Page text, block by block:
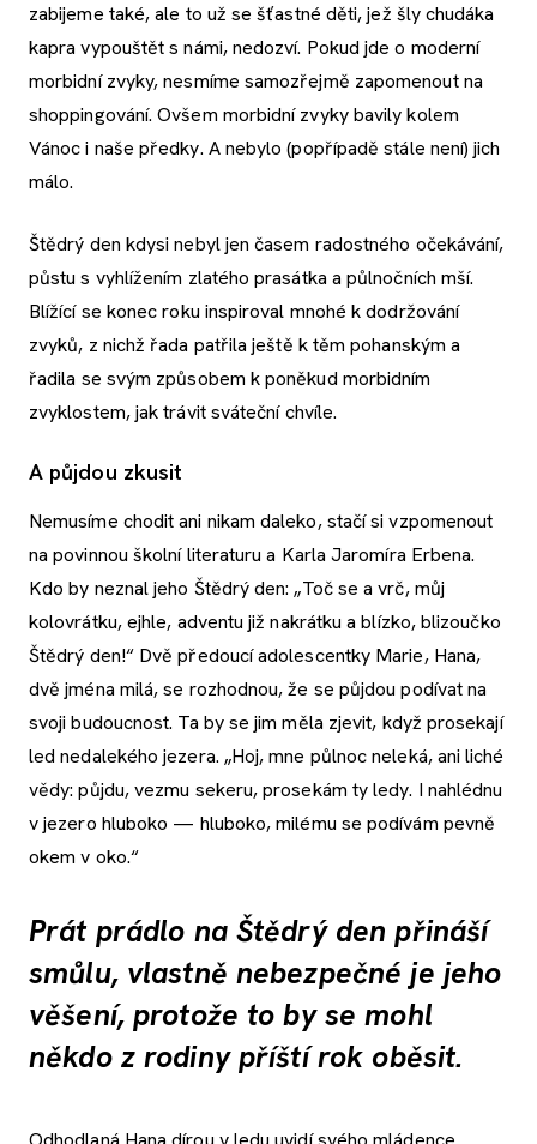
zabijeme také, ale to už se šťastné děti, jež šly chudáka
kapra vypouštět s námi, nedozví. Pokud jde o moderní
morbidní zvyky, nesmíme samozřejmě zapomenout na
shoppingování. Ovšem morbidní zvyky bavily kolem
Vánoc i naše předky. A nebylo (popřípadě stále není) jich
málo.
Štědrý den kdysi nebyl jen časem radostného očekávání,
půstu s vyhlížením zlatého prasátka a půlnočních mší.
Blížící se konec roku inspiroval mnohé k dodržování
zvyků, z nichž řada patřila ještě k těm pohanským a
řadila se svým způsobem k poněkud morbidním
zvyklostem, jak trávit sváteční chvíle.
A půjdou zkusit
Nemusíme chodit ani nikam daleko, stačí si vzpomenout
na povinnou školní literaturu a Karla Jaromíra Erbena.
Kdo by neznal jeho Štědrý den: „Toč se a vrč, můj
kolovrátku, ejhle, adventu již nakrátku a blízko, blizoučko
Štědrý den!“ Dvě předoucí adolescentky Marie, Hana,
dvě jména milá, se rozhodnou, že se půjdou podívat na
svoji budoucnost. Ta by se jim měla zjevit, když prosekají
led nedalekého jezera. „Hoj, mne půlnoc neleká, ani liché
vědy: půjdu, vezmu sekeru, prosekám ty ledy. I nahlédnu
v jezero hluboko — hluboko, milému se podívám pevně
okem v oko.“
Prát prádlo na Štědrý den přináší
smůlu, vlastně nebezpečné je jeho
věšení, protože to by se mohl
někdo z rodiny příští rok oběsit.